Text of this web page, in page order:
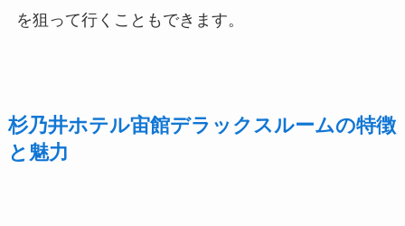
を狙って行くこともできます。
杉乃井ホテル宙館デラックスルームの特徴
と魅力